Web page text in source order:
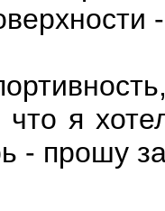
что я
- прошу